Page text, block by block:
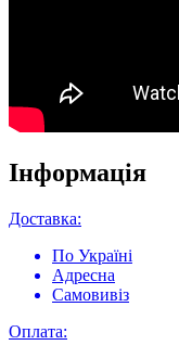
Інформація
Доставка:
По Україні
Адресна
Самовивіз
Оплата: